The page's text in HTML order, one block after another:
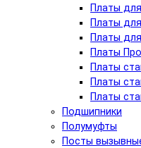
Платы
Платы
Платы
Платы
Платы
Платы
Платы
Подшипники
Полумуфты
Посты